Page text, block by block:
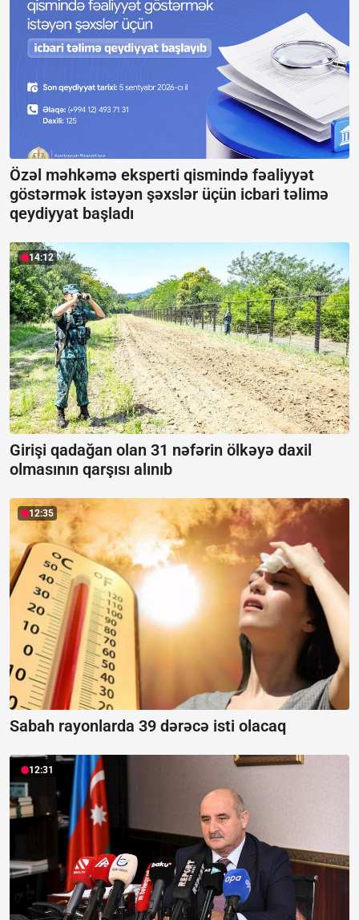
Özəl məhkəmə eksperti qismində fəaliyyət
göstərmək istəyən şəxslər üçün icbari təlimə
qeydiyyat başladı
14:12
Girişi qadağan olan 31 nəfərin ölkəyə daxil
olmasının qarşısı alınıb
12:35
Sabah rayonlarda 39 dərəcə isti olacaq
12:31